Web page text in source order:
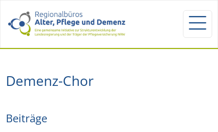
Demenz-Chor
Beiträge